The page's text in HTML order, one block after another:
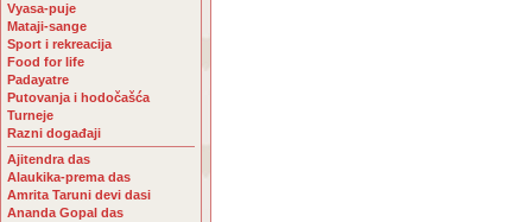
Vyasa-puje
Mataji-sange
Sport i rekreacija
Food for life
Padayatre
Putovanja i hodočašća
Turneje
Razni događaji
Ajitendra das
Alaukika-prema das
Amrita Taruni devi dasi
Ananda Gopal das